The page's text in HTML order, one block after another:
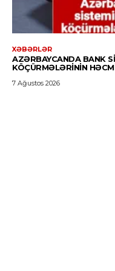
XƏBƏRLƏR
AZƏRBAYCANDA BANK
KÖÇÜRMƏLƏRININ
7 Ağustos 2026